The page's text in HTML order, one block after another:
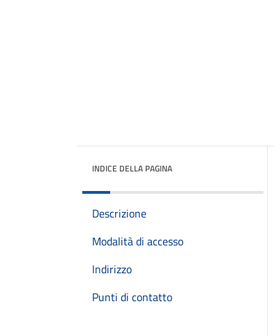
INDICE DELLA PAGINA
Descrizione
Modalità di accesso
Indirizzo
Punti di contatto